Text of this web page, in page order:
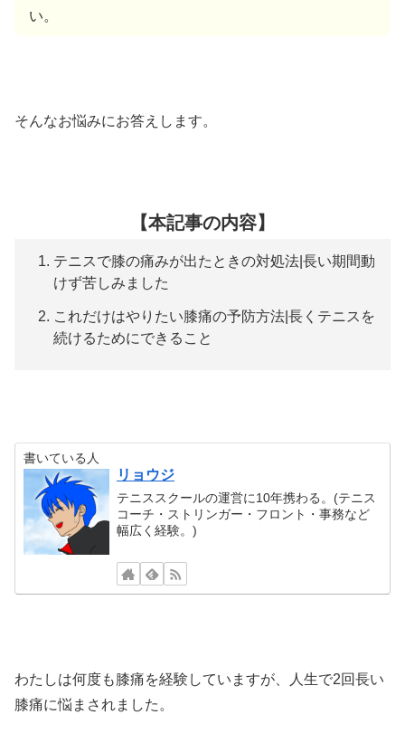
い。
そんなお悩みにお答えします。
【本記事の内容】
テニスで膝の痛みが出たときの対処法|長い期間動
けず苦しみました
これだけはやりたい膝痛の予防方法|長くテニスを
続けるためにできること
書いている人
リョウジ
テニススクールの運営に10年携わる。(テニス
コーチ・ストリンガー・フロント・事務など
幅広く経験。)
わたしは何度も膝痛を経験していますが、人生で2回長い
膝痛に悩まされました。